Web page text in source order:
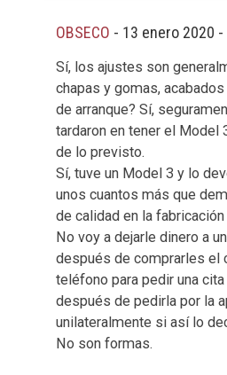
OBSECO - 13 enero 2020 -
Sí, los ajustes son
chapas y gomas,
de arranque? Sí,
tardaron en tener el Model
de lo previsto.
Sí, tuve un Model 3 y lo
unos cuantos más que
de calidad en la
No voy a dejarle dinero a
después de comprarles el
teléfono para pedir una cita
después de pedirla por la
unilateralmente si así lo
No son formas.